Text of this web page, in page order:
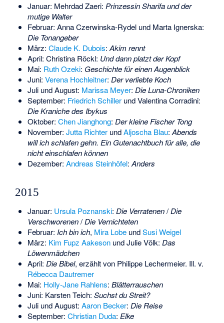
Januar: Mehrdad Zaeri: Prinzessin Sharifa und der
mutige Walter
Februar: Anna Czerwinska-Rydel und Marta Ignerska:
Die Tonangeber
März: Claude K. Dubois: Akim rennt
April: Christina Röckl: Und dann platzt der Kopf
Mai: Ruth Ozeki: Geschichte für einen Augenblick
Juni: Verena Hochleitner: Der verliebte Koch
Juli und August: Marissa Meyer: Die Luna-Chroniken
September: Friedrich SchillerundValentina Corradini:
Die Kraniche des Ibykus
Oktober: Chen Jianghong: Der kleine Fischer Tong
November: Jutta RichterundAljoscha Blau: Abends
will ich schlafen gehn. Ein Gutenachtbuch für alle, die
nicht einschlafen können
Dezember: Andreas Steinhöfel: Anders
2015
Januar: Ursula Poznanski: Die Verratenen/Die
Verschworenen/Die Vernichteten
Februar: Ich bin ich, Mira LobeundSusi Weigel
März: Kim Fupz AakesonundJulie Völk: Das
Löwenmädchen
April: Die Bibel, erzählt von Philippe Lechermeier. Ill. v.
Rébecca Dautremer
Mai: Holly-Jane Rahlens: Blätterrauschen
Juni: Karsten Teich: Suchst du Streit?
Juli und August: Aaron Becker: Die Reise
September: Christian Duda: Elke